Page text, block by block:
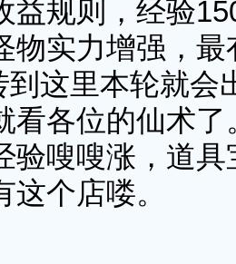
益规则，经验
物实力增强，
到这里本轮就会
看各位的仙术
验嗖嗖涨，道
个店喽。